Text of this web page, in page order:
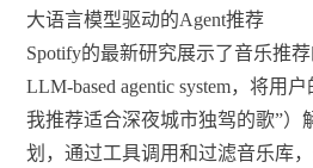
大语言模型驱动的Agent推荐
Spotify的最新研究展示了音乐推
LLM-based agentic system，将用
我推荐适合深夜城市独驾的歌”）
划，通过工具调用和过滤音乐库